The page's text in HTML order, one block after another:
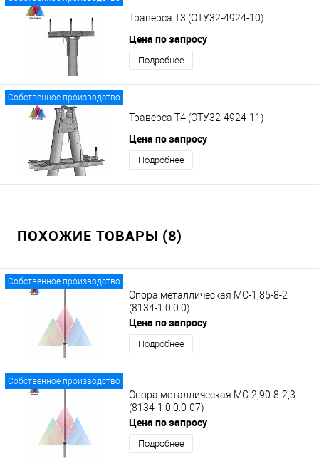
Траверса Т3 (ОТУ32-4924-10)
Цена по запросу
Подробнее
Собственное производство
Траверса Т4 (ОТУ32-4924-11)
Цена по запросу
Подробнее
ПОХОЖИЕ ТОВАРЫ (8)
Собственное производство
Опора металлическая МС-1,85-8-2
(8134-1.0.0.0)
Цена по запросу
Подробнее
Собственное производство
Опора металлическая МС-2,90-8-2,3
(8134-1.0.0.0-07)
Цена по запросу
Подробнее